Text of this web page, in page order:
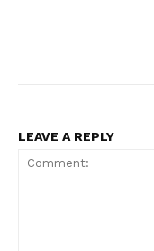
LEAVE A REPLY